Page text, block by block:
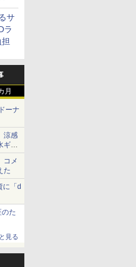
サ
ラ
月
ーナ
涼感
ギア
コメ
た
に「d
た
見る